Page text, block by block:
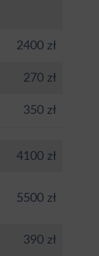
2400 zł
270 zł
350 zł
4100 zł
5500 zł
390 zł